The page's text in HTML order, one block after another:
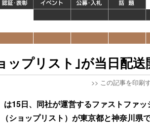
ップリスト｣が当日配送
>> この記事を印刷
は15日、同社が運営するファストファッ
ショップリスト）が東京都と神奈川県